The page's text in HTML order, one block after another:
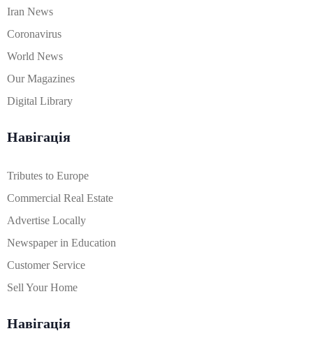
Iran News
Coronavirus
World News
Our Magazines
Digital Library
Навігація
Tributes to Europe
Commercial Real Estate
Advertise Locally
Newspaper in Education
Customer Service
Sell Your Home
Навігація